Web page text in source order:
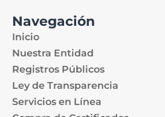
Navegación
Inicio
Nuestra Entidad
Registros Públicos
Ley de Transparencia
Servicios en Línea